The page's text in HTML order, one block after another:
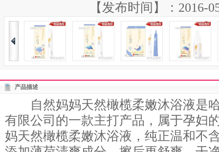
【发布时间】：2016-
产品描述
自然妈妈天然橄榄柔嫩沐浴液是
有限公司的一款主打产品，属于孕妇
妈天然橄榄柔嫩沐浴液，纯正温和不